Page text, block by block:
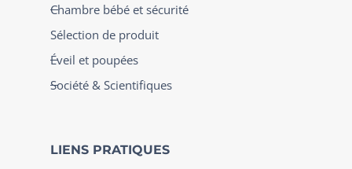
Chambre bébé et sécurité
Sélection de produit
Éveil et poupées
Société & Scientifiques
LIENS PRATIQUES